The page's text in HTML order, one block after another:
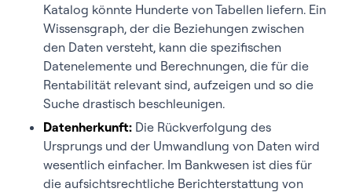
Katalog könnte Hunderte von Tabellen liefern. Ein
Wissensgraph, der die Beziehungen zwischen
den Daten versteht, kann die spezifischen
Datenelemente und Berechnungen, die für die
Rentabilität relevant sind, aufzeigen und so die
Suche drastisch beschleunigen.
Datenherkunft: Die Rückverfolgung des
Ursprungs und der Umwandlung von Daten wird
wesentlich einfacher. Im Bankwesen ist dies für
die aufsichtsrechtliche Berichterstattung von